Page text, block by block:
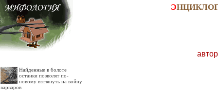
Э
Найденные в болоте
останки позволят по-
новому взглянуть на войну
варваров